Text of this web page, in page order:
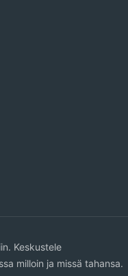
Keskustele
milloin ja missä tahansa.